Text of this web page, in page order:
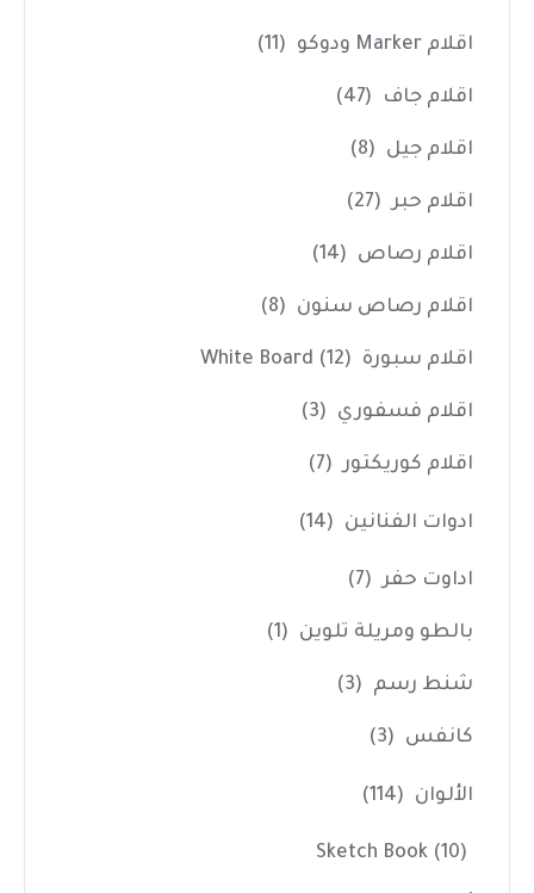
اقلام Marker ودوكو (11)
اقلام جاف (47)
اقلام جيل (8)
اقلام حبر (27)
اقلام رصاص (14)
اقلام رصاص سنون (8)
اقلام سبورة White Board (12)
اقلام فسفوري (3)
اقلام كوريكتور (7)
ادوات الفنانين (14)
اداوت حفر (7)
بالطو ومريلة تلوين (1)
شنط رسم (3)
كانفس (3)
الألوان (114)
Sketch Book (10)